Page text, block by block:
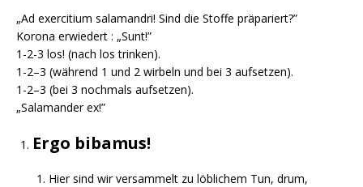
„Ad exercitium salamandri! Sind die Stoffe präpariert?”
Korona erwiedert : „Sunt!”
1-2-3 los! (nach los trinken).
1-2–3 (während 1 und 2 wirbeln und bei 3 aufsetzen).
1-2–3 (bei 3 nochmals aufsetzen).
„Salamander ex!”
Ergo bibamus!
Hier sind wir versammelt zu löblichem Tun, drum,